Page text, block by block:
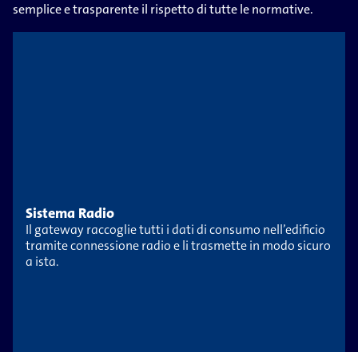
semplice e trasparente il rispetto di tutte le normative.
Sistema Radio
Il gateway raccoglie tutti i dati di consumo nell’edificio
tramite connessione radio e li trasmette in modo sicuro
a ista.